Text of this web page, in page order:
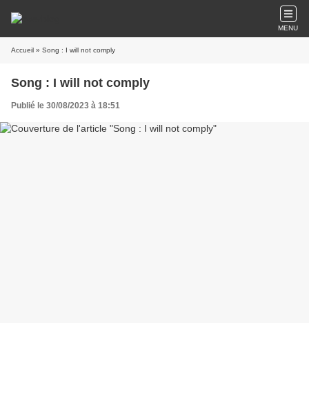
MENU
Accueil » Song : I will not comply
Song : I will not comply
Publié le 30/08/2023 à 18:51